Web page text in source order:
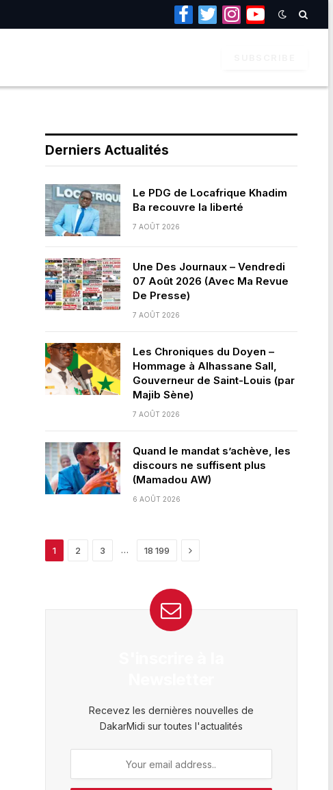
Facebook
TwitterInstagramYouTube
Derniers Actualités
Le PDG de Locafrique Khadim
Ba recouvre la liberté
7 AOÛT 2026
Une Des Journaux – Vendredi
07 Août 2026 (Avec Ma Revue
De Presse)
7 AOÛT 2026
Les Chroniques du Doyen –
Hommage à Alhassane Sall,
Gouverneur de Saint-Louis (par
Majib Sène)
7 AOÛT 2026
Quand le mandat s’achève, les
discours ne suffisent plus
(Mamadou AW)
6 AOÛT 2026
1 2 3 … 18 199 Next
Recevez les dernières nouvelles de
DakarMidi sur toutes l'actualités